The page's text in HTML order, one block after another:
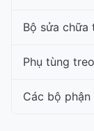
Bộ sửa chữa
Phụ tùng
Các bộ